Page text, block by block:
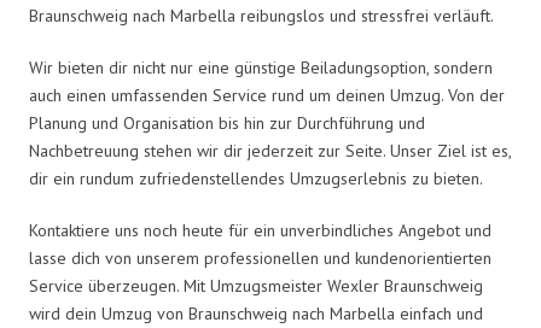
Braunschweig nach Marbella reibungslos und stressfrei verläuft.
Wir bieten dir nicht nur eine günstige Beiladungsoption, sondern
auch einen umfassenden Service rund um deinen Umzug. Von der
Planung und Organisation bis hin zur Durchführung und
Nachbetreuung stehen wir dir jederzeit zur Seite. Unser Ziel ist es,
dir ein rundum zufriedenstellendes Umzugserlebnis zu bieten.
Kontaktiere uns noch heute für ein unverbindliches Angebot und
lasse dich von unserem professionellen und kundenorientierten
Service überzeugen. Mit Umzugsmeister Wexler Braunschweig
wird dein Umzug von Braunschweig nach Marbella einfach und